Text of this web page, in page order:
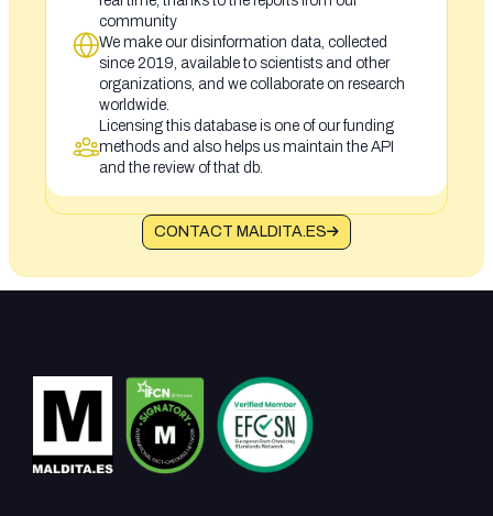
community
We make our disinformation data, collected
since 2019, available to scientists and other
organizations, and we collaborate on research
worldwide.
Licensing this database is one of our funding
methods and also helps us maintain the API
and the review of that db.
CONTACT MALDITA.ES